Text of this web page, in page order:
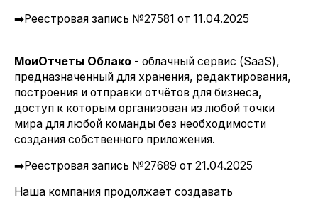
➡️Реестровая запись №27581 от 11.04.2025
МоиОтчеты Облако - облачный сервис (SaaS),
предназначенный для хранения, редактирования,
построения и отправки отчётов для бизнеса,
доступ к которым организован из любой точки
мира для любой команды без необходимости
создания собственного приложения.
➡️Реестровая запись №27689 от 21.04.2025
Наша компания продолжает создавать